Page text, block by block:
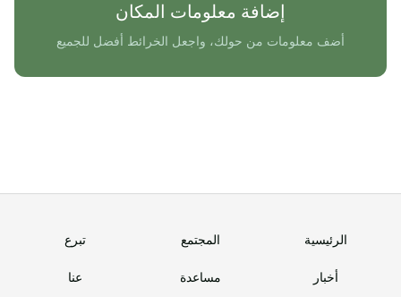
إضافة معلومات المكان
أضف معلومات من حولك، واجعل الخرائط أفضل للجميع
الرئيسية المجتمع تبرع
أخبار مساعدة عنا